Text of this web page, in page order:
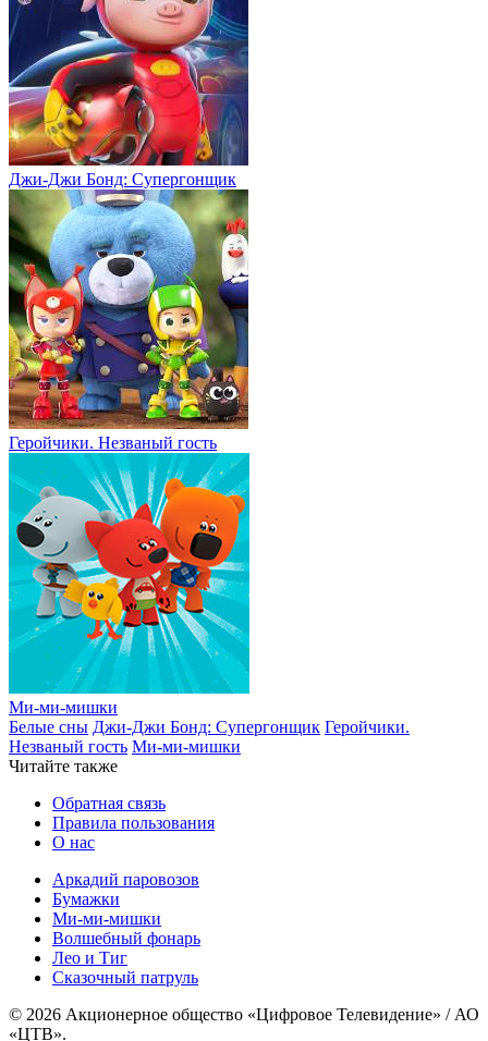
Джи-Джи Бонд: Супергонщик
Геройчики. Незваный гость
Ми-ми-мишки
Белые сны Джи-Джи Бонд: Супергонщик Геройчики.
Незваный гость Ми-ми-мишки
Читайте также
Обратная связь
Правила пользования
О нас
Аркадий паровозов
Бумажки
Ми-ми-мишки
Волшебный фонарь
Лео и Тиг
Сказочный патруль
© 2026 Акционерное общество «Цифровое Телевидение» / АО
«ЦТВ».